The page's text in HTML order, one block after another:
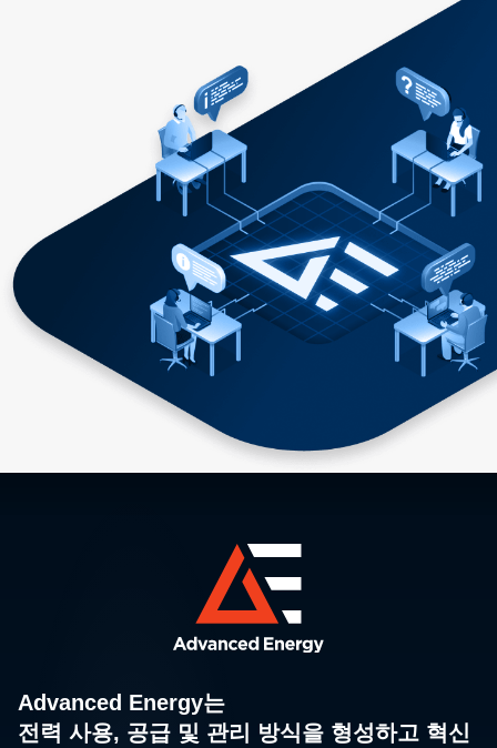
Advanced Energy는
전력 사용, 공급 및 관리 방식을 형성하고 혁신